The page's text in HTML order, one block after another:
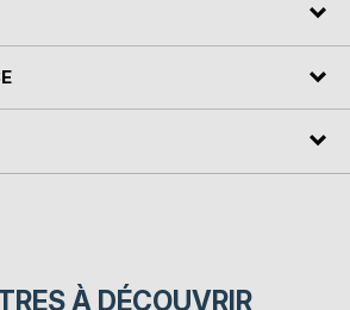
À DÉCOUVRIR